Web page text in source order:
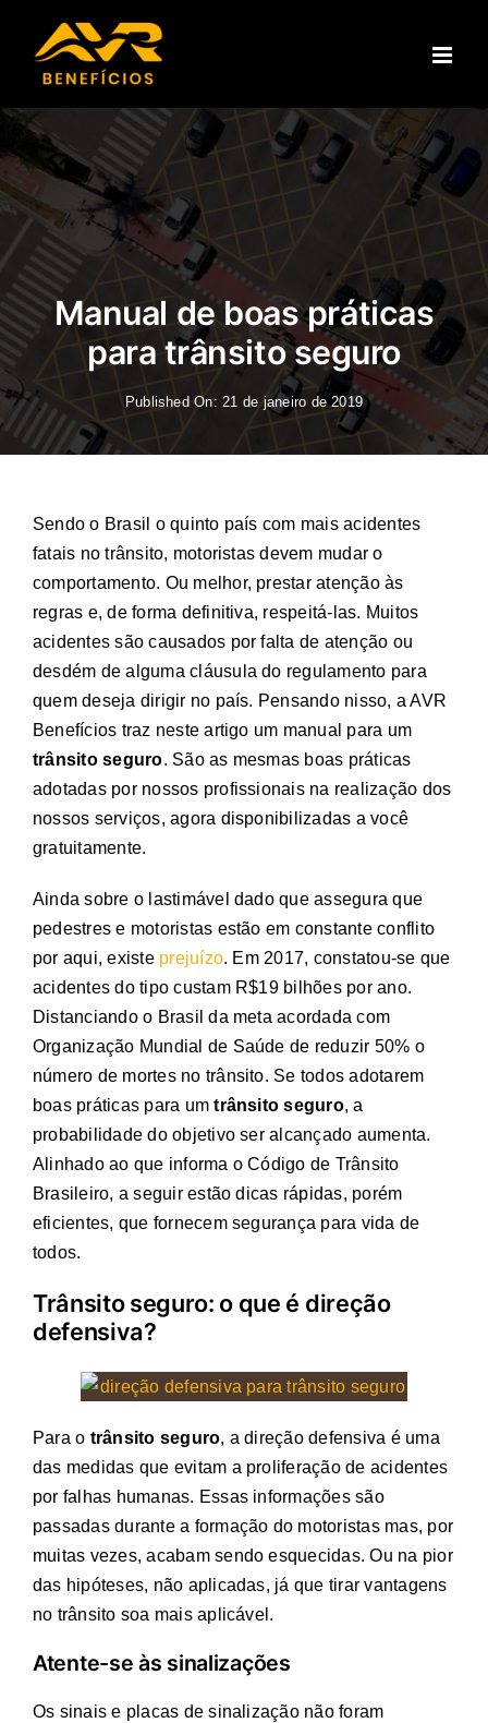
Manual de boas práticas
para trânsito seguro
Published On: 21 de janeiro de 2019
Sendo o Brasil o quinto país com mais acidentes
fatais no trânsito, motoristas devem mudar o
comportamento. Ou melhor, prestar atenção às
regras e, de forma definitiva, respeitá-las. Muitos
acidentes são causados por falta de atenção ou
desdém de alguma cláusula do regulamento para
quem deseja dirigir no país. Pensando nisso, a AVR
Benefícios traz neste artigo um manual para um
trânsito seguro. São as mesmas boas práticas
adotadas por nossos profissionais na realização dos
nossos serviços, agora disponibilizadas a você
gratuitamente.
Ainda sobre o lastimável dado que assegura que
pedestres e motoristas estão em constante conflito
por aqui, existe prejuízo. Em 2017, constatou-se que
acidentes do tipo custam R$19 bilhões por ano.
Distanciando o Brasil da meta acordada com
Organização Mundial de Saúde de reduzir 50% o
número de mortes no trânsito. Se todos adotarem
boas práticas para um trânsito seguro, a
probabilidade do objetivo ser alcançado aumenta.
Alinhado ao que informa o Código de Trânsito
Brasileiro, a seguir estão dicas rápidas, porém
eficientes, que fornecem segurança para vida de
todos.
Trânsito seguro: o que é direção
defensiva?
Para o trânsito seguro, a direção defensiva é uma
das medidas que evitam a proliferação de acidentes
por falhas humanas. Essas informações são
passadas durante a formação do motoristas mas, por
muitas vezes, acabam sendo esquecidas. Ou na pior
das hipóteses, não aplicadas, já que tirar vantagens
no trânsito soa mais aplicável.
Atente-se às sinalizações
Os sinais e placas de sinalização não foram